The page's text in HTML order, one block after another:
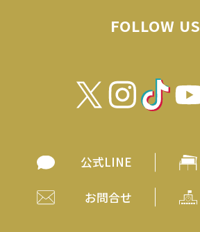
FOLLOW US
公式LINE
お問合せ